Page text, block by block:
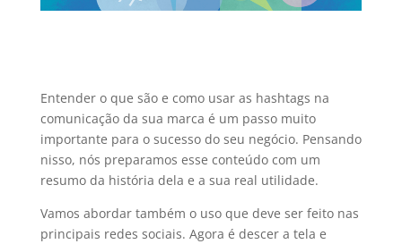
Entender o que são e como usar as hashtags na
comunicação da sua marca é um passo muito
importante para o sucesso do seu negócio. Pensando
nisso, nós preparamos esse conteúdo com um
resumo da história dela e a sua real utilidade.
Vamos abordar também o uso que deve ser feito nas
principais redes sociais. Agora é descer a tela e